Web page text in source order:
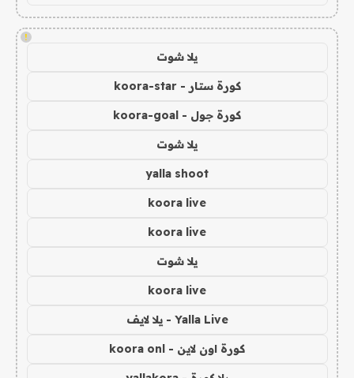
!
يلا شوت
كورة ستار - koora-star
كورة جول - koora-goal
يلا شوت
yalla shoot
koora live
koora live
يلا شوت
koora live
Yalla Live - يلا لايف
كورة اون لاين - koora onl